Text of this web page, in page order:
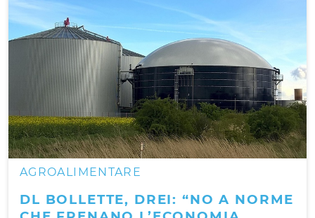
AGROALIMENTARE
DL BOLLETTE, DREI: “NO A NORME